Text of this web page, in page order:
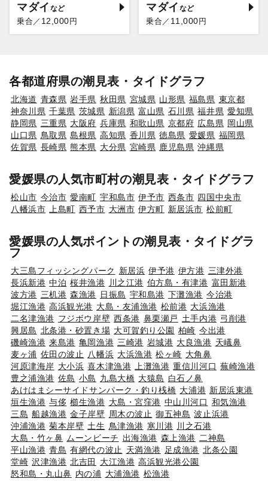
マダイ
乗合／ 12,000円
マダイ
乗合／ 11,000円
各都道府県の潮見表・タイドグラフ
北海道 青森県 岩手県 秋田県 宮城県 山形県 福島県 東京都
神奈川県 千葉県 茨城県 新潟県 富山県 石川県 福井県 愛知県
静岡県 三重県 大阪府 兵庫県 和歌山県 京都府 広島県 岡山県
山口県 鳥取県 島根県 高知県 香川県 徳島県 愛媛県 福岡県
佐賀県 長崎県 熊本県 大分県 宮崎県 鹿児島県 沖縄県
愛媛県の人気市町村の潮見表・タイドグラフ
松山市 今治市 愛南町 宇和島市 伊予市 西条市 四国中央市
八幡浜市
上島町 西予市 大洲市 伊方町 新居浜市 松前町
愛媛県の人気ポイントの潮見表・タイドグラ
フ
大三島フィッシングパーク 新居浜 伊予港 伊方港 三津外港
長浜新港 中泊 桜井漁港 川之江港 伯方島・有津港 富田新港
波方港 三机港 森漁港 日振島 宇和島港 下灘漁港 今治港
堀江漁港 高浜観光港 大島・友浦漁港 松前港 大浜漁港
二名津漁港 フジボウ岸壁 西条港 鼻栗瀬戸 土手内港 弓削港
興居島 北条港・砂置き場 大可賀釣り公園 柏崎 今出港
磯崎漁港 来島港 亀岡漁港 三崎港 岩城港 大良漁港 天嶬鼻
麦ヶ浦 佐田の波止 八幡浜 大浜漁港 松ヶ崎 大角鼻
河原津海岸 大小浜 喜木津漁港 上灘漁港 重信川河口 蕪崎漁港
豊之浦漁港 佐島 小島 九島大橋 大猿島 白石ノ鼻
あけはまシーサイドサンパーク・釣り桟橋 大浦港 新居浜東港
垣生漁港 与侈 櫛生漁港 大島・宮窪港 中山川河口 和気漁港
三島 船越漁港 金子岸壁 周木の波止 御五神島 波止浜港
沖浦漁港 菊本岸壁 土生 鳥津漁港 寒川港 川之石港
大島・竹ヶ鼻 ムーンビーチ 出海漁港 森上漁港 二神島
平山漁港 青島 有網代の波止 天満漁港 足成漁港 北条公園
堂崎 沢津漁港 北吉田 大江漁港 高浜観光港公園
怒和島・丸山鼻 内の浦 大浦漁港 松漁港